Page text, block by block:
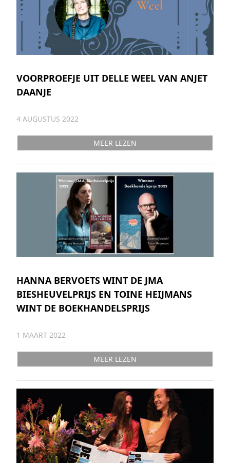
VOORPROEFJE UIT DELLE WEEL VAN ANJET
DAANJE
4 AUGUSTUS 2022
MEER LEZEN
HANNA BERVOETS WINT DE JMA
BIESHEUVELPRIJS EN TOINE HEIJMANS
WINT DE BOEKHANDELSPRIJS
1 MAART 2022
MEER LEZEN